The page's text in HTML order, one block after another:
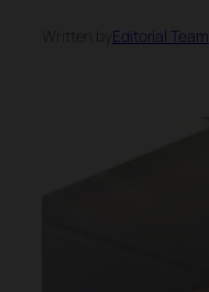
Editorial Team